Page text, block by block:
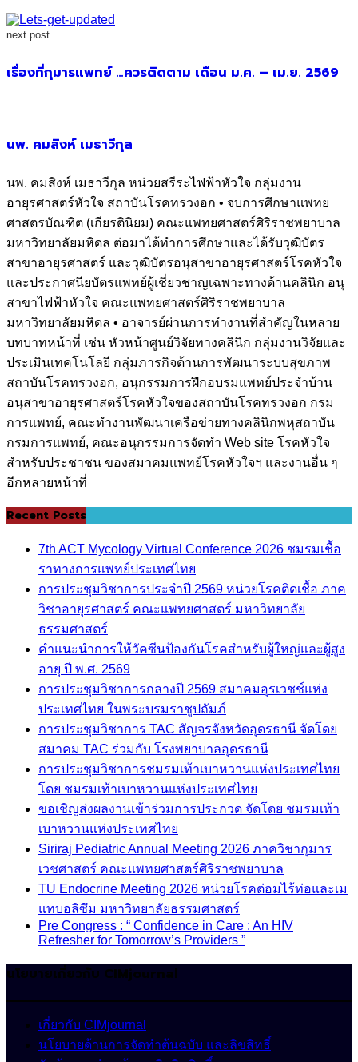
next post
เรื่องที่กุมารแพทย์ …ควรติดตาม เดือน ม.ค. – เม.ย. 2569
นพ. คมสิงห์ เมธาวีกุล
นพ. คมสิงห์ เมธาวีกุล หน่วยสรีระไฟฟ้าหัวใจ กลุ่มงาน
อายุรศาสตร์หัวใจ สถาบันโรคทรวงอก • จบการศึกษาแพทย
ศาสตรบัณฑิต (เกียรตินิยม) คณะแพทยศาสตร์ศิริราชพยาบาล
มหาวิทยาลัยมหิดล ต่อมาได้ทำการศึกษาและได้รับวุฒิบัตร
สาขาอายุรศาสตร์ และวุฒิบัตรอนุสาขาอายุรศาสตร์โรคหัวใจ
และประกาศนียบัตรแพทย์ผู้เชี่ยวชาญเฉพาะทางด้านคลินิก อนุ
สาขาไฟฟ้าหัวใจ คณะแพทยศาสตร์ศิริราชพยาบาล
มหาวิทยาลัยมหิดล • อาจารย์ผ่านการทำงานที่สำคัญในหลาย
บทบาทหน้าที่ เช่น หัวหน้าศูนย์วิจัยทางคลินิก กลุ่มงานวิจัยและ
ประเมินเทคโนโลยี กลุ่มภารกิจด้านการพัฒนาระบบสุขภาพ
สถาบันโรคทรวงอก, อนุกรรมการฝึกอบรมแพทย์ประจำบ้าน
อนุสาขาอายุรศาสตร์โรคหัวใจของสถาบันโรคทรวงอก กรม
การแพทย์, คณะทำงานพัฒนาเครือข่ายทางคลินิกพหุสถาบัน
กรมการแพทย์, คณะอนุกรรมการจัดทำ Web site โรคหัวใจ
สำหรับประชาชน ของสมาคมแพทย์โรคหัวใจฯ และงานอื่น ๆ
อีกหลายหน้าที่
Recent Posts
7th ACT Mycology Virtual Conference 2026 ชมรมเชื้อ
ราทางการแพทย์ประเทศไทย
การประชุมวิชาการประจำปี 2569 หน่วยโรคติดเชื้อ ภาค
วิชาอายุรศาสตร์ คณะแพทยศาสตร์ มหาวิทยาลัย
ธรรมศาสตร์
คำแนะนำการให้วัคซีนป้องกันโรคสำหรับผู้ใหญ่และผู้สูง
อายุ ปี พ.ศ. 2569
การประชุมวิชาการกลางปี 2569 สมาคมอุรเวชช์แห่ง
ประเทศไทย ในพระบรมราชูปถัมภ์
การประชุมวิชาการ TAC สัญจรจังหวัดอุดรธานี จัดโดย
สมาคม TAC ร่วมกับ โรงพยาบาลอุดรธานี
การประชุมวิชาการชมรมเท้าเบาหวานแห่งประเทศไทย
โดย ชมรมเท้าเบาหวานแห่งประเทศไทย
ขอเชิญส่งผลงานเข้าร่วมการประกวด จัดโดย ชมรมเท้า
เบาหวานแห่งประเทศไทย
Siriraj Pediatric Annual Meeting 2026 ภาควิชากุมาร
เวชศาสตร์ คณะแพทยศาสตร์ศิริราชพยาบาล
TU Endocrine Meeting 2026 หน่วยโรคต่อมไร้ท่อและเม
แทบอลิซึม มหาวิทยาลัยธรรมศาสตร์
Pre Congress : “ Confidence in Care : An HIV
Refresher for Tomorrow’s Providers ”
นโยบายเกี่ยวกับ CIMjournal
เกี่ยวกับ CIMjournal
นโยบายด้านการจัดทำต้นฉบับ และลิขสิทธิ์